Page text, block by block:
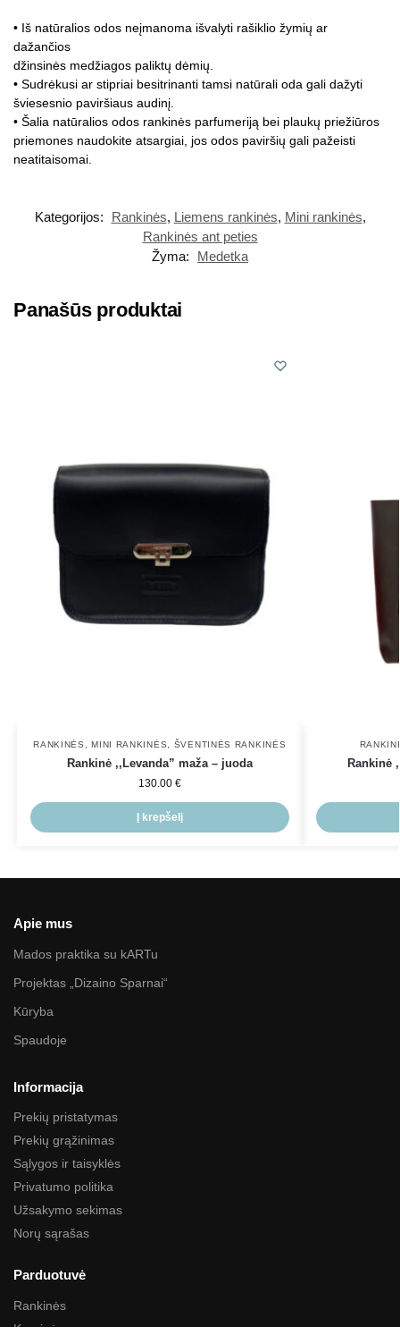
• Iš natūralios odos neįmanoma išvalyti rašiklio žymių ar
dažančios
džinsinės medžiagos paliktų dėmių.
• Sudrėkusi ar stipriai besitrinanti tamsi natūrali oda gali dažyti
šviesesnio paviršiaus audinį.
• Šalia natūralios odos rankinės parfumeriją bei plaukų priežiūros
priemones naudokite atsargiai, jos odos paviršių gali pažeisti
neatitaisomai.
Kategorijos: Rankinės, Liemens rankinės, Mini rankinės,
Rankinės ant peties
Žyma:
Medetka
Panašūs produktai
RANKINĖS ,MINI RANKINĖS ŠVENTINĖS RANKINĖS
Rankinė ,,Levanda” maža – juoda
130.00 €
Į krepšelį
Rankinė
Apie mus
Mados praktika su kARTu
Projektas „Dizaino Sparnai“
Kūryba
Spaudoje
Informacija
Prekių pristatymas
Prekių grąžinimas
Sąlygos ir taisyklės
Privatumo politika
Užsakymo sekimas
Norų sąrašas
Parduotuvė
Rankinės